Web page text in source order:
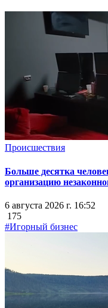
Происшествия
Больше десятка
организацию
6 августа 2026 г. 16:52
175
#Игорный бизнес